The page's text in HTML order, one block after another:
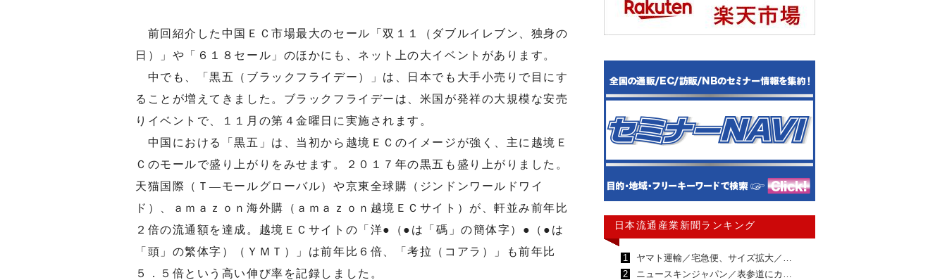
前回紹介した中国ＥＣ市場最大のセール「双１１（ダブルイレブン、独身の
日）」や「６１８セール」のほかにも、ネット上の大イベントがあります。
中でも、「黒五（ブラックフライデー）」は、日本でも大手小売りで目にす
ることが増えてきました。ブラックフライデーは、米国が発祥の大規模な安売
りイベントで、１１月の第４金曜日に実施されます。
中国における「黒五」は、当初から越境ＥＣのイメージが強く、主に越境Ｅ
Ｃのモールで盛り上がりをみせます。２０１７年の黒五も盛り上がりました。
天猫国際（Ｔ—モールグローバル）や京東全球購（ジンドンワールドワイ
ド）、ａｍａｚｏｎ海外購（ａｍａｚｏｎ越境ＥＣサイト）が、軒並み前年比
２倍の流通額を達成。越境ＥＣサイトの「洋●（●は「碼」の簡体字）●（●は
「頭」の繁体字）（ＹＭＴ）」は前年比６倍、「考拉（コアラ）」も前年比
５．５倍という高い伸び率を記録しました。
日本流通産業新聞ランキング
1
ヤマト運輸／宅急便、サイズ拡大／…
2
ニュースキンジャパン／表参道にカ…